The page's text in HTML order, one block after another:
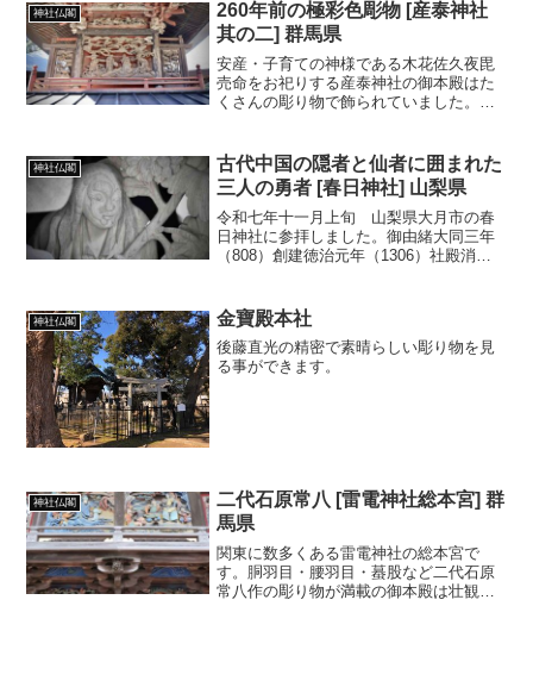
神社仏閣
260年前の極彩色彫物 [産泰神社
其の二] 群馬県
安産・子育ての神様である木花佐久夜毘
売命をお祀りする産泰神社の御本殿はた
くさんの彫り物で飾られていました。追
後付けである事が判明しています。
神社仏閣
古代中国の隠者と仙者に囲まれた
三人の勇者 [春日神社] 山梨県
令和七年十一月上旬 山梨県大月市の春
日神社に参拝しました。御由緒大同三年
（808）創建徳治元年（1306）社殿消失
壁彫刻施工御祭神 天児屋根命あめのこ
やねのみこ...
神社仏閣 金寶殿本社
後藤直光の精密で素晴らしい彫り物を見
る事ができます。
神社仏閣
二代石原常八 [雷電神社総本宮] 群
馬県
関東に数多くある雷電神社の総本宮で
す。胴羽目・腰羽目・蟇股など二代石原
常八作の彫り物が満載の御本殿は壮観で